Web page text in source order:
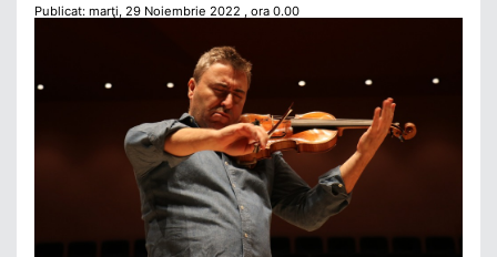
Publicat: marţi, 29 Noiembrie 2022 , ora 0.00